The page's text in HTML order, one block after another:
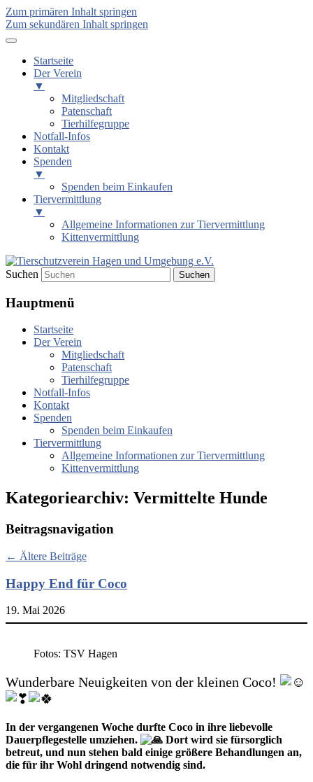
Zum primären Inhalt springen
Zum sekundären Inhalt springen
Startseite
Der Verein
▼
Mitgliedschaft
Patenschaft
Tierhilfegruppe
Notfall-Infos
Kontakt
Spenden
▼
Spenden beim Einkaufen
Tiervermittlung
▼
Allgemeine Informationen zur Tiervermittlung
Kittenvermittlung
Tierschutzverein Hagen und
Umgebung e.V.
Suchen
Hauptmenü
Startseite
Der Verein
Mitgliedschaft
Patenschaft
Tierhilfegruppe
Notfall-Infos
Kontakt
Spenden
Spenden beim Einkaufen
Tiervermittlung
Allgemeine Informationen zur Tiervermittlung
Kittenvermittlung
Kategoriearchiv: Vermittelte Hunde
Beitragsnavigation
← Ältere Beiträge
Happy End für Coco
19. Mai 2026
Fotos: TSV Hagen
Wunderbare Neuigkeiten von der kleinen Coco!
In der vergangenen Woche durfte Coco in ihre liebevolle
Dauerpflegestelle umziehen.
Dort wird sie fürsorglich
betreut, und nun stehen bald einige größere Behandlungen an,
die für ihr Wohl dringend notwendig sind.